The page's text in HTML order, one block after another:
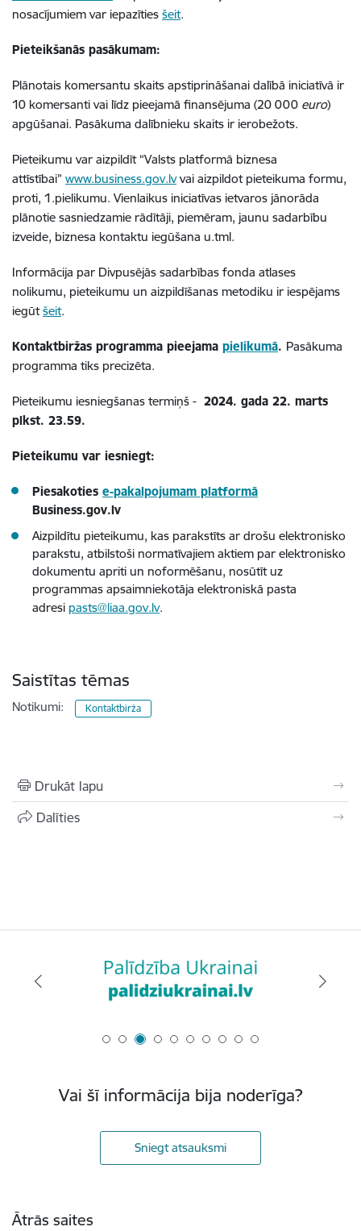
nosacījumiem var iepazīties šeit.
Pieteikšanās pasākumam:
Plānotais komersantu skaits apstiprināšanai dalībā iniciatīvā ir
10 komersanti vai līdz pieejamā finansējuma (20 000 euro)
apgūšanai. Pasākuma dalībnieku skaits ir ierobežots.
Pieteikumu var aizpildīt “Valsts platformā biznesa
attīstībai” www.business.gov.lvvai aizpildot pieteikuma formu,
proti, 1.pielikumu. Vienlaikus iniciatīvas ietvaros jānorāda
plānotie sasniedzamie rādītāji, piemēram, jaunu sadarbību
izveide, biznesa kontaktu iegūšana u.tml.
Informācija par Divpusējās sadarbības fonda atlases
nolikumu, pieteikumu un aizpildīšanas metodiku ir iespējams
iegūtšeit.
Kontaktbiržas programma pieejama pielikumā. Pasākuma
programma tiks precizēta.
Pieteikumu iesniegšanas termiņš - 2024. gada 22. marts
plkst. 23.59.
Pieteikumu var iesniegt:
Piesakoties e-pakalpojumam platformā
Business.gov.lv
Aizpildītu pieteikumu, kas parakstīts ar drošu elektronisko
parakstu, atbilstoši normatīvajiem aktiem par elektronisko
dokumentu apriti un noformēšanu, nosūtīt uz
programmas apsaimniekotāja elektroniskā pasta
adresi pasts@liaa.gov.lv.
Saistītas tēmas
Notikumi: Kontaktbirža
Drukāt lapu
Dalīties
Vai šī informācija bija noderīga?
Sniegt atsauksmi
Ātrās saites